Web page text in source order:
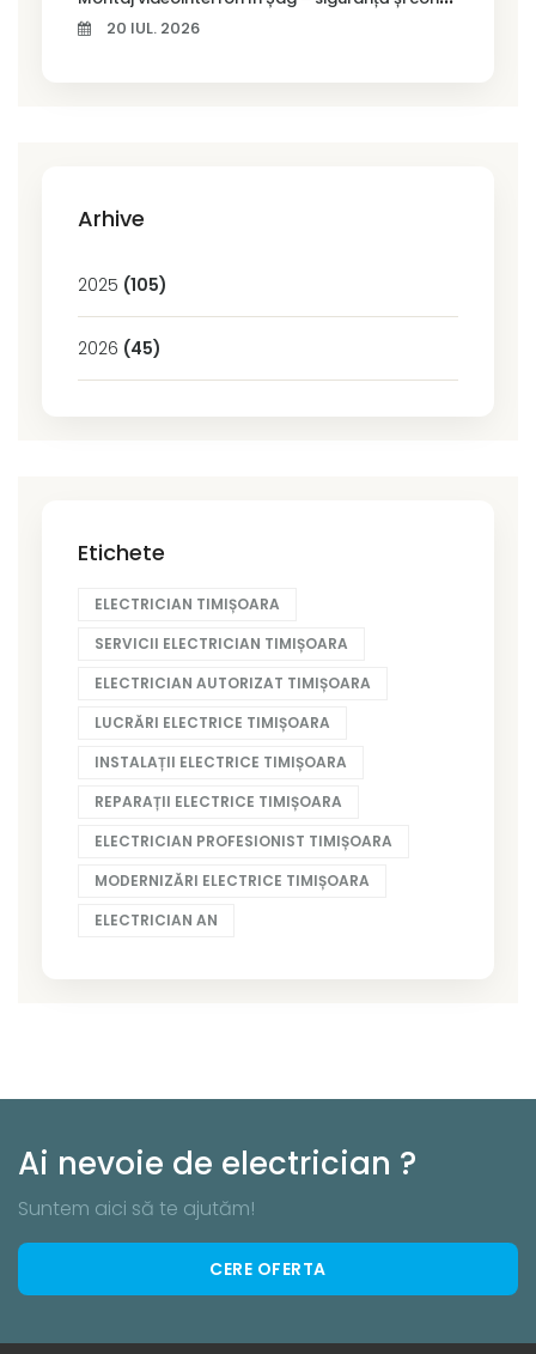
20 IUL. 2026
Arhive
2025 (105)
2026 (45)
Etichete
ELECTRICIAN TIMIȘOARA
SERVICII ELECTRICIAN TIMIȘOARA
ELECTRICIAN AUTORIZAT TIMIȘOARA
LUCRĂRI ELECTRICE TIMIȘOARA
INSTALAȚII ELECTRICE TIMIȘOARA
REPARAȚII ELECTRICE TIMIȘOARA
ELECTRICIAN PROFESIONIST TIMIȘOARA
MODERNIZĂRI ELECTRICE TIMIȘOARA
ELECTRICIAN AN
Ai nevoie de electrician ?
Suntem aici să te ajutăm!
CERE OFERTA